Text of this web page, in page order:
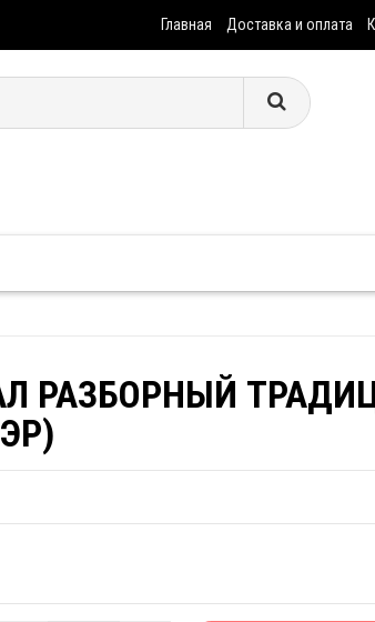
Главная Доставка и оплата
РАЗБОРНЫЙ